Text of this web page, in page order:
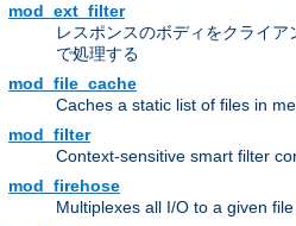
mod_ext_filter
レスポンスのボディをクライ
で処理する
mod_file_cache
Caches a static list of files in
mod_filter
Context-sensitive smart filter
mod_firehose
Multiplexes all I/O to a given